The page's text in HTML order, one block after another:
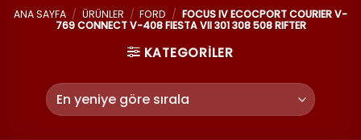
ANA SAYFA / ÜRÜNLER / FORD / FOCUS IV ECOCPORT COURIER V-
769 CONNECT V-408 FIESTA VII 301 308 508 RIFTER
KATEGORİLER